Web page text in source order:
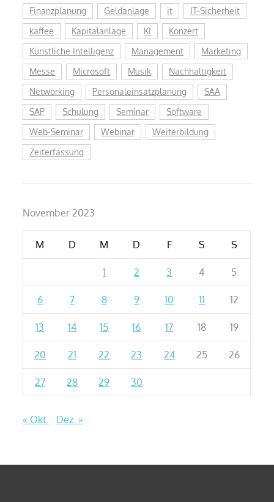
Finanzplanung
Geldanlage it
IT-Sicherheit
kaffee
Kapitalanlage KI
Konzert
Künstliche Intelligenz
Management
Marketing
Messe
Microsoft Musik
Nachhaltigkeit
Networking
Personaleinsatzplanung
SAA
SAP
Schulung Seminar
Software
Web-Seminar
Webinar
Weiterbildung
Zeiterfassung
November 2023
M D M D F S S
1 2 3 4 5
6 7 8 9 10 11 12
13 14 15 16 17 18 19
20 21 22 23 24 25 26
27 28 29 30
« Okt. Dez. »